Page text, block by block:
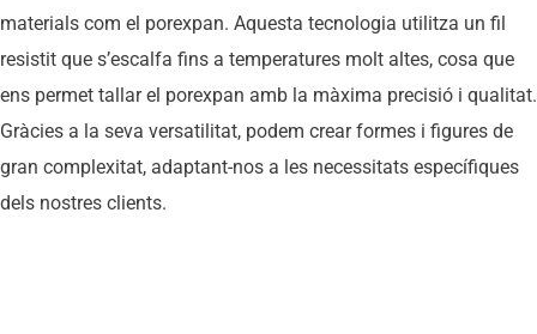
materials com el porexpan. Aquesta tecnologia utilitza un fil
resistit que s’escalfa fins a temperatures molt altes, cosa que
ens permet tallar el porexpan amb la màxima precisió i qualitat.
Gràcies a la seva versatilitat, podem crear formes i figures de
gran complexitat, adaptant-nos a les necessitats específiques
dels nostres clients.